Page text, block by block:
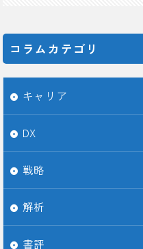
コラムカテゴリ
キャリア
DX
戦略
解析
書評